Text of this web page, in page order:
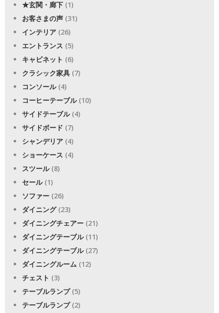
★玄関・廊下 (1)
お客さまの声 (31)
インテリア (26)
エントランス (5)
キャビネット (6)
クラシック家具 (7)
コンソール(4)
コーヒーテーブル(10)
サイドテーブル(4)
サイドボード (7)
シャンデリア (4)
ショーケース (4)
スツール(8)
セール(1)
ソファー (26)
ダイニング(23)
ダイニングチェアー (21)
ダイニングテーブル(11)
ダイニングテーブル(27)
ダイニングルーム (12)
チェスト (3)
テーブルランプ(5)
テーブルランプ(2)